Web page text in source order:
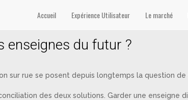
Accueil Expérience Utilisateur Le marché
enseignes du futur ?
sur rue se posent depuis longtemps la question
des deux solutions. Garder une enseigne